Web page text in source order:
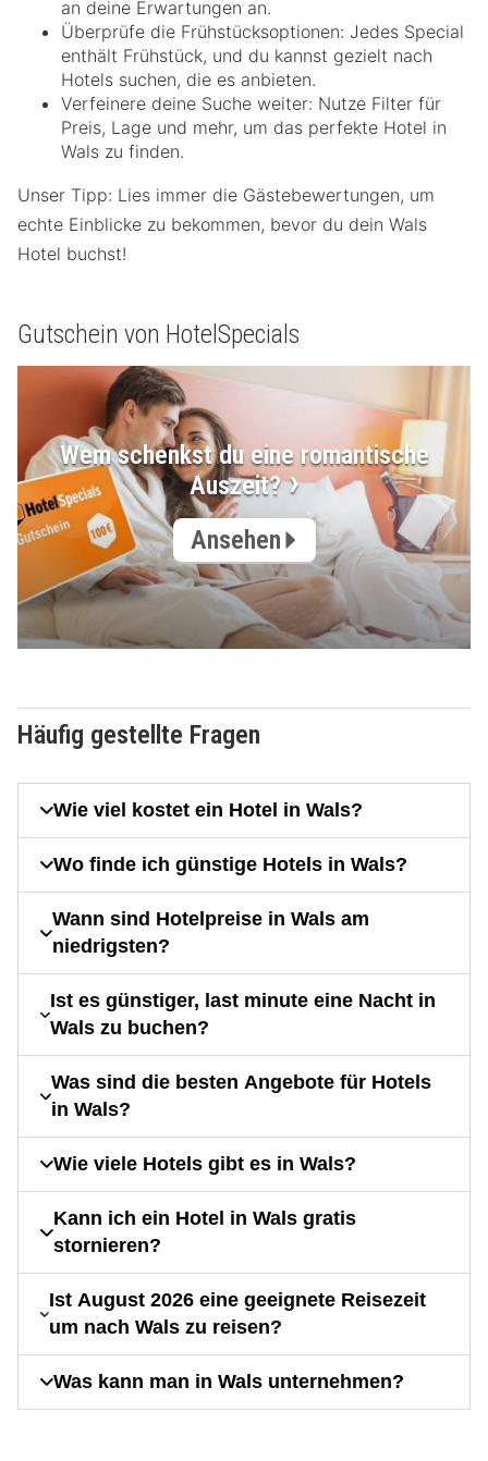
an deine Erwartungen an.
Überprüfe die Frühstücksoptionen: Jedes Special
enthält Frühstück, und du kannst gezielt nach
Hotels suchen, die es anbieten.
Verfeinere deine Suche weiter: Nutze Filter für
Preis, Lage und mehr, um das perfekte Hotel in
Wals zu finden.
Unser Tipp: Lies immer die Gästebewertungen, um
echte Einblicke zu bekommen, bevor du dein Wals
Hotel buchst!
Gutschein von HotelSpecials
Wem schenkst du eine romantische
Auszeit?
Ansehen
Häufig gestellte Fragen
Wie viel kostet ein Hotel in Wals?
Wo finde ich günstige Hotels in Wals?
Wann sind Hotelpreise in Wals am
niedrigsten?
Ist es günstiger, last minute eine Nacht in
Wals zu buchen?
Was sind die besten Angebote für Hotels
in Wals?
Wie viele Hotels gibt es in Wals?
Kann ich ein Hotel in Wals gratis
stornieren?
Ist August 2026 eine geeignete Reisezeit
um nach Wals zu reisen?
Was kann man in Wals unternehmen?